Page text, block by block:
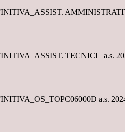
TECNICI _a.s.
a.s.